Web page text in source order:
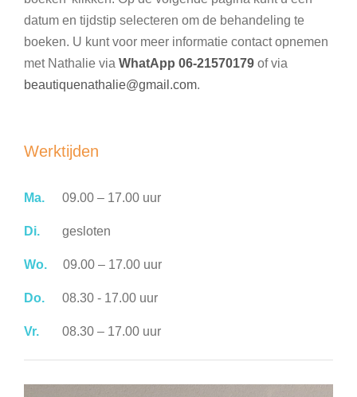
datum en tijdstip selecteren om de behandeling te
boeken. U kunt voor meer informatie contact opnemen
met Nathalie via WhatApp 06-21570179 of via
beautiquenathalie@gmail.com.
Werktijden
Ma. 09.00 – 17.00 uur
Di. gesloten
Wo. 09.00 – 17.00 uur
Do. 08.30 - 17.00 uur
Vr. 08.30 – 17.00 uur